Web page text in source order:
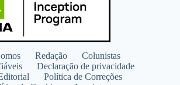
Redação
Colunistas
Declaração de privacidade
Política de Correções